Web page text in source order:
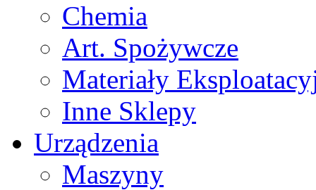
Chemia
Art. Spożywcze
Materiały
Inne Sklepy
Urządzenia
Maszyny